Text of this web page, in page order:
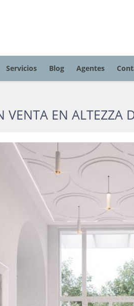
Servicios Blog Agentes
VENTA EN ALTEZZA